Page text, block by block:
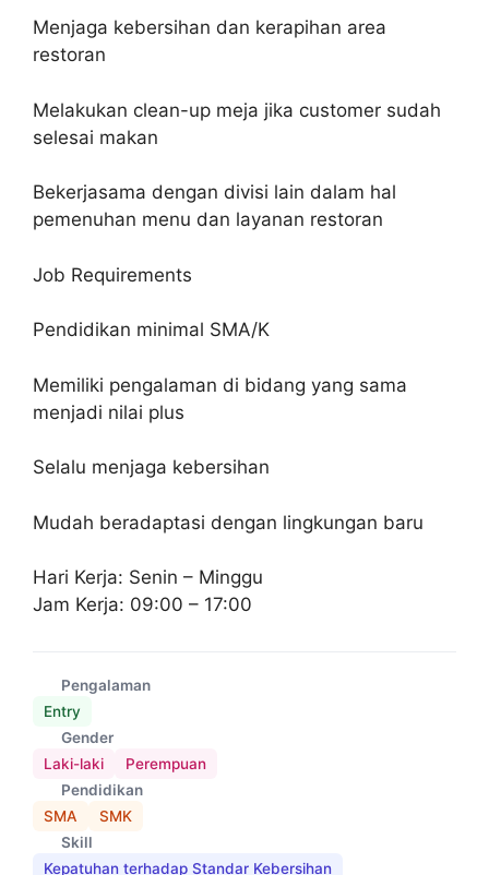
Menjaga kebersihan dan kerapihan area
restoran
Melakukan clean-up meja jika customer sudah
selesai makan
Bekerjasama dengan divisi lain dalam hal
pemenuhan menu dan layanan restoran
Job Requirements
Pendidikan minimal SMA/K
Memiliki pengalaman di bidang yang sama
menjadi nilai plus
Selalu menjaga kebersihan
Mudah beradaptasi dengan lingkungan baru
Hari Kerja: Senin – Minggu
Jam Kerja: 09:00 – 17:00
Pengalaman
Entry
Gender
Laki-laki
Perempuan
Pendidikan
SMA
SMK
Skill
Kepatuhan terhadap Standar Kebersihan